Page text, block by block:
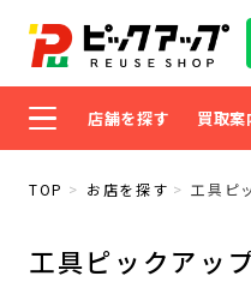
店舗を探す 買取案
TOP お店を探す 工具ピ
工具ピックアッ